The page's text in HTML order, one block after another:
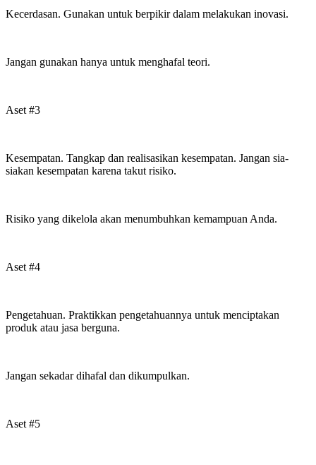
Kecerdasan. Gunakan untuk berpikir dalam melakukan inovasi.
Jangan gunakan hanya untuk menghafal teori.
Aset #3
Kesempatan. Tangkap dan realisasikan kesempatan. Jangan sia-
siakan kesempatan karena takut risiko.
Risiko yang dikelola akan menumbuhkan kemampuan Anda.
Aset #4
Pengetahuan. Praktikkan pengetahuannya untuk menciptakan
produk atau jasa berguna.
Jangan sekadar dihafal dan dikumpulkan.
Aset #5